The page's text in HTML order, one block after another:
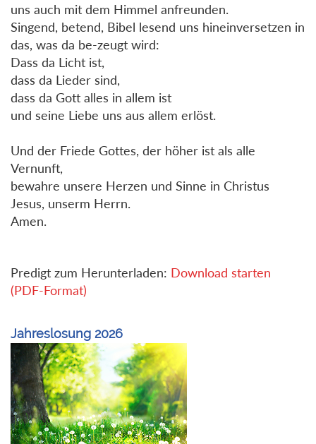
uns auch mit dem Himmel anfreunden.
Singend, betend, Bibel lesend uns hineinversetzen in
das, was da be-zeugt wird:
Dass da Licht ist,
dass da Lieder sind,
dass da Gott alles in allem ist
und seine Liebe uns aus allem erlöst.
Und der Friede Gottes, der höher ist als alle
Vernunft,
bewahre unsere Herzen und Sinne in Christus
Jesus, unserm Herrn.
Amen.
Predigt zum Herunterladen: Download starten
(PDF-Format)
Jahreslosung 2026